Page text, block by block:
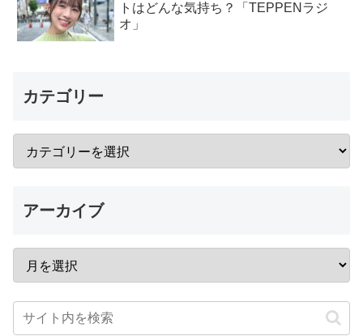
トはどんな気持ち？「TEPPENラジ
オ」
カテゴリー
アーカイブ